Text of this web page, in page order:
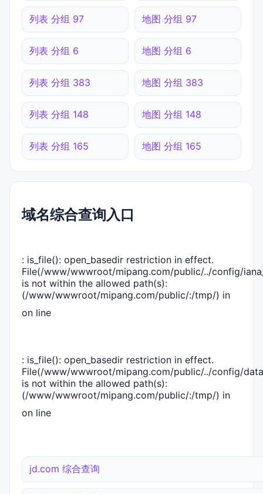
列表 分组 97 地图 分组 97
列表 分组 6 地图 分组 6
列表 分组 383 地图 分组 383
列表 分组 148 地图 分组 148
列表 分组 165 地图 分组 165
域名综合查询入口
: is_file(): open_basedir restriction in effect.
File(/www/wwwroot/mipang.com/public/../config/
is not within the allowed path(s):
(/www/wwwroot/mipang.com/public/:/tmp/) in
on line
: is_file(): open_basedir restriction in effect.
File(/www/wwwroot/mipang.com/public/../config/
is not within the allowed path(s):
(/www/wwwroot/mipang.com/public/:/tmp/) in
on line
jd.com 综合查询